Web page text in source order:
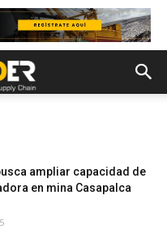
ampliar capacidad de
en mina Casapalca